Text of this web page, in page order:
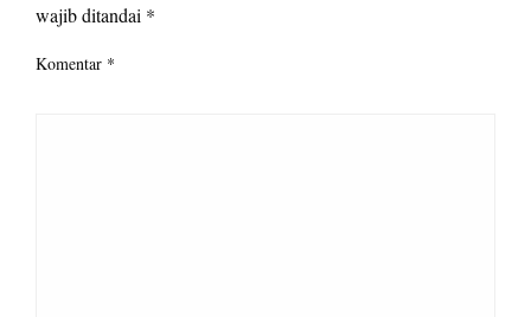
wajib ditandai *
Komentar *